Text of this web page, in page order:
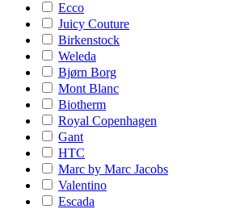
Ecco
Juicy Couture
Birkenstock
Weleda
Bjørn Borg
Mont Blanc
Biotherm
Royal Copenhagen
Gant
HTC
Marc by Marc Jacobs
Valentino
Escada